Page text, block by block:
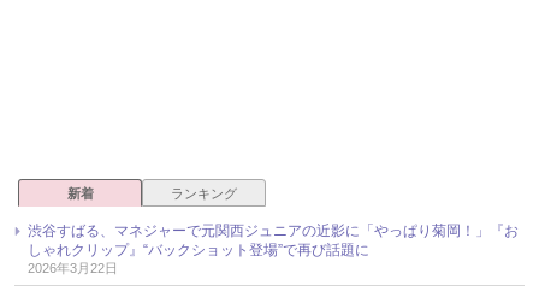
新着 ランキング
渋谷すばる、マネジャーで元関西ジュニアの近影に「やっぱり菊岡！」『お
しゃれクリップ』“バックショット登場”で再び話題に
2026年3月22日